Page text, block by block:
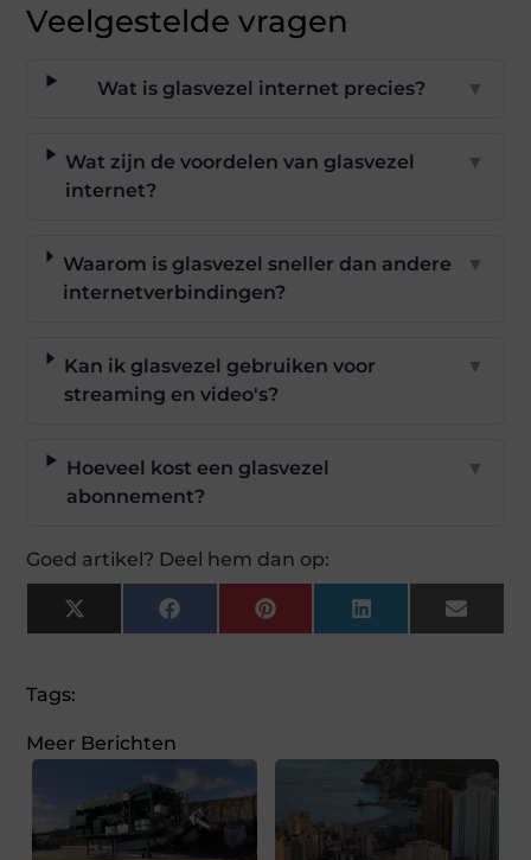
Veelgestelde vragen
Wat is glasvezel internet precies? ▼
Wat zijn de voordelen van glasvezel
internet?
▼
Waarom is glasvezel sneller dan andere
internetverbindingen?
▼
Kan ik glasvezel gebruiken voor
streaming en video's?
▼
Hoeveel kost een glasvezel
abonnement?
▼
Goed artikel? Deel hem dan op:
X
(Twitter)
FacebookPinterestLinkedIn Email
Tags:
Meer Berichten